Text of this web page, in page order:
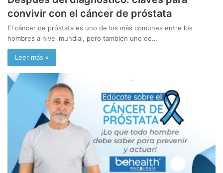
convivir con el cáncer de próstata
El cáncer de próstata es uno de los más comunes entre los
hombres a nivel mundial, pero también uno de…
Leer más »